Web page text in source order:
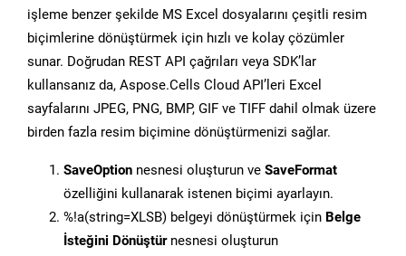
işleme benzer şekilde MS Excel dosyalarını çeşitli resim
biçimlerine dönüştürmek için hızlı ve kolay çözümler
sunar. Doğrudan REST API çağrıları veya SDK’lar
kullansanız da, Aspose.Cells Cloud API’leri Excel
sayfalarını JPEG, PNG, BMP, GIF ve TIFF dahil olmak üzere
birden fazla resim biçimine dönüştürmenizi sağlar.
SaveOption nesnesi oluşturun ve SaveFormat
özelliğini kullanarak istenen biçimi ayarlayın.
%!a(string=XLSB) belgeyi dönüştürmek için Belge
İsteğini Dönüştürnesnesi oluşturun